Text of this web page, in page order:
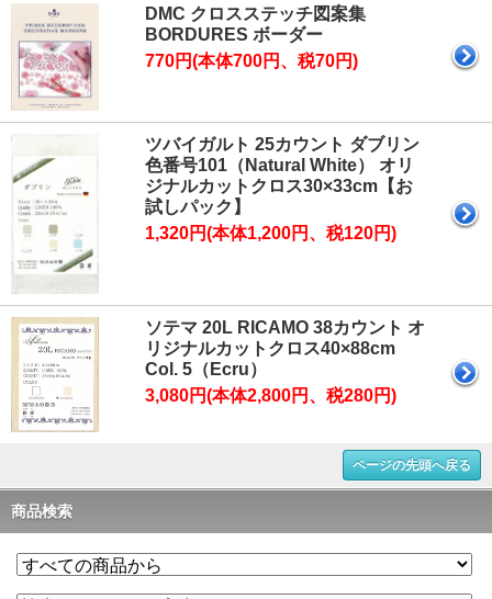
DMC クロスステッチ図案集
BORDURES ボーダー
770円(本体700円、税70円)
ツバイガルト 25カウント ダブリン
色番号101（Natural White） オリ
ジナルカットクロス30×33cm【お
試しパック】
1,320円(本体1,200円、税120円)
ソテマ 20L RICAMO 38カウント オ
リジナルカットクロス40×88cm
Col. 5（Ecru）
3,080円(本体2,800円、税280円)
ページの先頭へ戻る
商品検索